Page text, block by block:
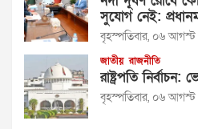
সুযোগ নেই:
বৃহস্পতিবার, ০৬
জাতীয় রাজনীতি
রাষ্ট্রপতি
বৃহস্পতিবার, ০৬